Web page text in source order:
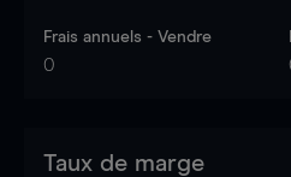
Frais annuels - Vendre
0
Taux de marge